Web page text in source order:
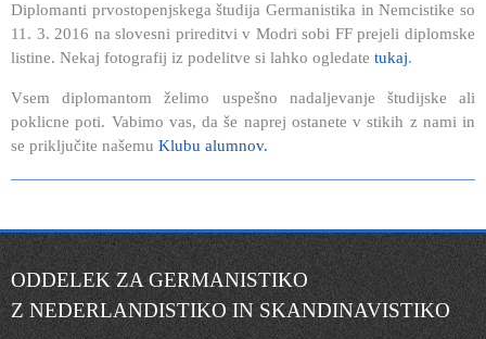
Diplomanti prvostopenjskega študija Germanistika in Nemcistike so
11. 3. 2016 na slovesni prireditvi v Modri sobi FF prejeli diplomske
listine. Nekaj fotografij iz podelitve si lahko ogledate tukaj.
Vsem diplomantom želimo uspešno nadaljevanje študijske ali
poklicne poti. Vabimo vas, da še naprej ostanete v stikih z nami in
se priključite našemu Klubu alumnov.
ODDELEK ZA GERMANISTIKO
Z NEDERLANDISTIKO IN SKANDINAVISTIKO